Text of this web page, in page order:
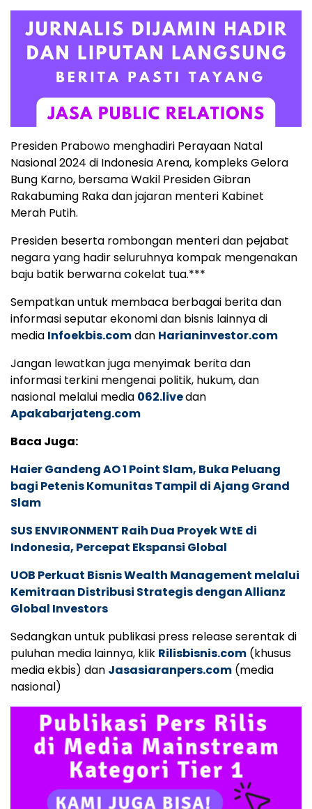
Presiden Prabowo menghadiri Perayaan Natal
Nasional 2024 di Indonesia Arena, kompleks Gelora
Bung Karno, bersama Wakil Presiden Gibran
Rakabuming Raka dan jajaran menteri Kabinet
Merah Putih.
Presiden beserta rombongan menteri dan pejabat
negara yang hadir seluruhnya kompak mengenakan
baju batik berwarna cokelat tua.***
Sempatkan untuk membaca berbagai berita dan
informasi seputar ekonomi dan bisnis lainnya di
media Infoekbis.comdan Harianinvestor.com
Jangan lewatkan juga menyimak berita dan
informasi terkini mengenai politik, hukum, dan
nasional melalui media 062.livedan
Apakabarjateng.com
Baca Juga:
Haier Gandeng AO 1 Point Slam, Buka Peluang
bagi Petenis Komunitas Tampil di Ajang Grand
Slam
SUS ENVIRONMENT Raih Dua Proyek WtE di
Indonesia, Percepat Ekspansi Global
UOB Perkuat Bisnis Wealth Management melalui
Kemitraan Distribusi Strategis dengan Allianz
Global Investors
Sedangkan untuk publikasi press release serentak di
puluhan media lainnya, klik Rilisbisnis.com (khusus
media ekbis) dan Jasasiaranpers.com (media
nasional)